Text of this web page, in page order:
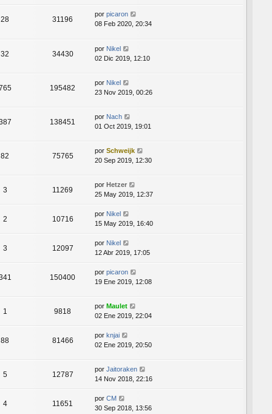
28 31196
por picaron
08 Feb 2020, 20:34
32 34430
por Nikel
02 Dic 2019, 12:10
195482
por Nikel
23 Nov 2019, 00:26
138451
por Nach
01 Oct 2019, 19:01
82 75765
por Schweijk
20 Sep 2019, 12:30
3 11269
por Hetzer
25 May 2019, 12:37
2 10716
por Nikel
15 May 2019, 16:40
3 12097
por Nikel
12 Abr 2019, 17:05
150400
por picaron
19 Ene 2019, 12:08
1 9818
por Maulet
02 Ene 2019, 22:04
88 81466
por knjai
02 Ene 2019, 20:50
5 12787
por Jaitoraken
14 Nov 2018, 22:16
4 11651
por CM
30 Sep 2018, 13:56